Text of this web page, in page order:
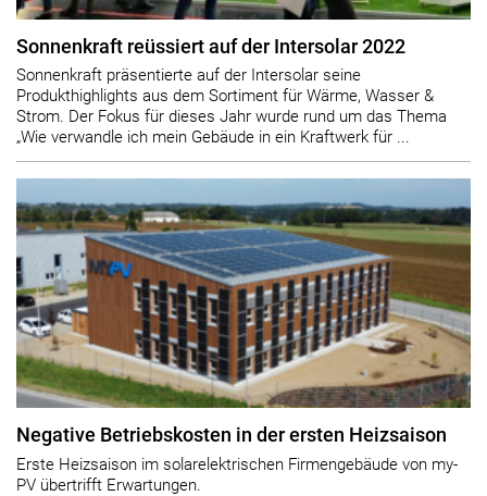
Sonnenkraft reüssiert auf der Intersolar 2022
Sonnenkraft präsentierte auf der Intersolar seine
Produkthighlights aus dem Sortiment für Wärme, Wasser &
Strom. Der Fokus für dieses Jahr wurde rund um das Thema
„Wie verwandle ich mein Gebäude in ein Kraftwerk für ...
Negative Betriebskosten in der ersten Heizsaison
Erste Heizsaison im solarelektrischen Firmengebäude von my-
PV übertrifft Erwartungen.